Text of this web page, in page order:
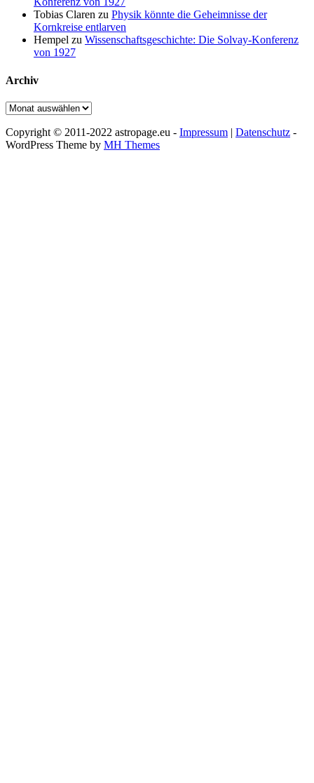
Tobias Claren zu Physik könnte die Geheimnisse der
Kornkreise entlarven
Hempel zu Wissenschaftsgeschichte: Die Solvay-Konferenz
von 1927
Archiv
Archiv
Copyright © 2011-2022 astropage.eu - Impressum | Datenschutz -
WordPress Theme by MH Themes